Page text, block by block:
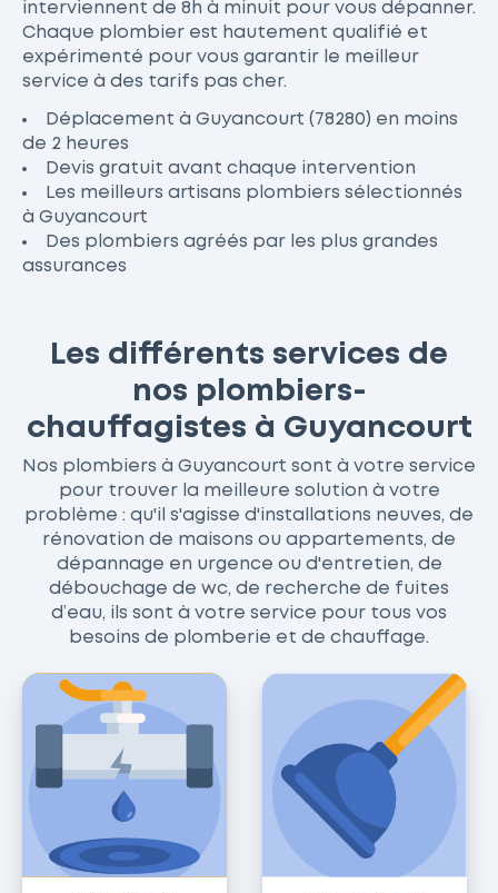
interviennent de 8h à minuit pour vous dépanner.
Chaque plombier est hautement qualifié et
expérimenté pour vous garantir le meilleur
service à des tarifs pas cher.
Déplacement à Guyancourt (78280) en moins
de 2 heures
Devis gratuit avant chaque intervention
Les meilleurs artisans plombiers sélectionnés
à Guyancourt
Des plombiers agréés par les plus grandes
assurances
Les différents services de
nos plombiers-
chauffagistes à Guyancourt
Nos plombiers à Guyancourt sont à votre service
pour trouver la meilleure solution à votre
problème : qu'il s'agisse d'installations neuves, de
rénovation de maisons ou appartements, de
dépannage en urgence ou d'entretien, de
débouchage de wc, de recherche de fuites
d’eau, ils sont à votre service pour tous vos
besoins de plomberie et de chauffage.